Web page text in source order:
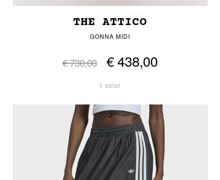
THE ATTICO
GONNA MIDI
€ 730,00 € 438,00
1 color